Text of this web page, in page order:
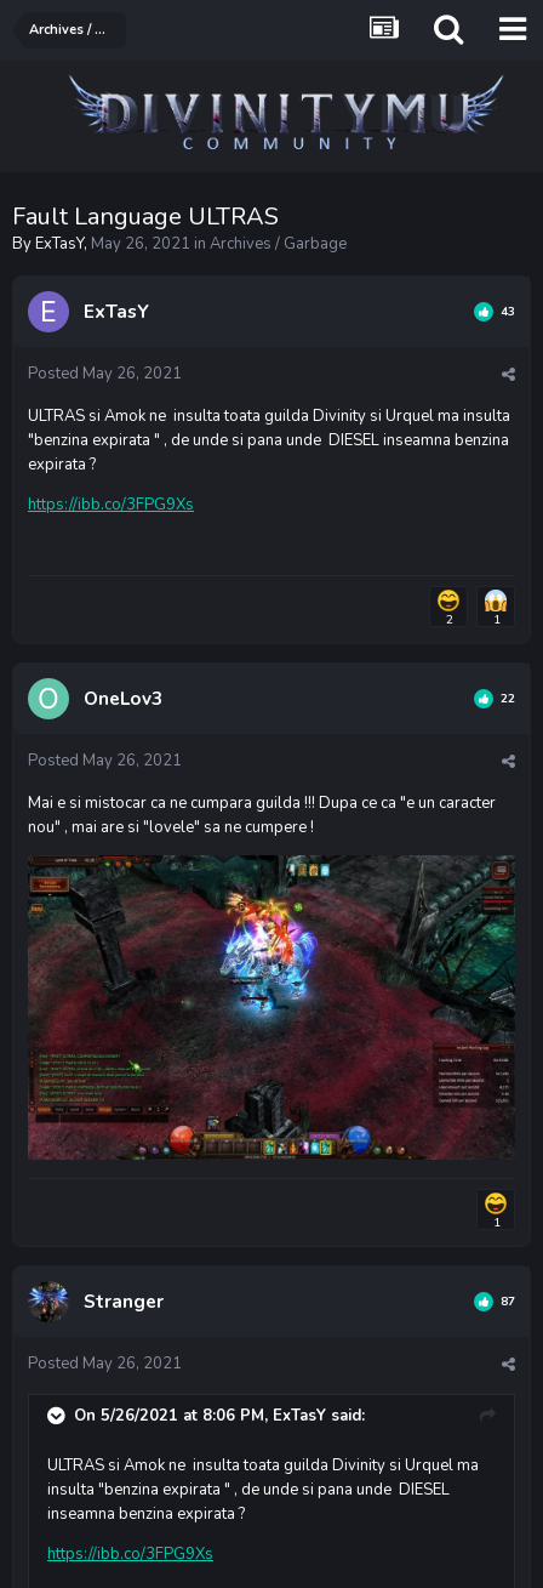
Archives / Garbage
Fault Language ULTRAS
ByExTasY, May 26, 2021 in Archives / Garbage
ExTasY 43
Posted May 26, 2021
ULTRAS si Amok ne insulta toata guilda Divinity si Urquel ma insulta
"benzina expirata " , de unde si pana unde DIESEL inseamna benzina
expirata ?
https://ibb.co/3FPG9Xs
2 1
OneLov3 22
Posted May 26, 2021
Mai e si mistocar ca ne cumpara guilda !!! Dupa ce ca "e un caracter
nou" , mai are si "lovele" sa ne cumpere !
1
Stranger 87
Posted May 26, 2021
On 5/26/2021 at 8:06 PM, ExTasY said:
ULTRAS si Amok ne insulta toata guilda Divinity si Urquel ma
insulta "benzina expirata " , de unde si pana unde DIESEL
inseamna benzina expirata ?
https://ibb.co/3FPG9Xs